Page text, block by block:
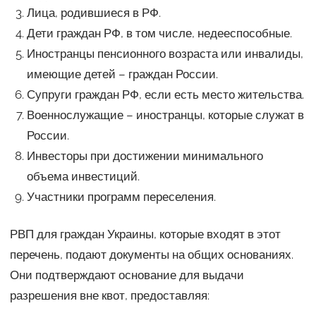
Лица, родившиеся в РФ.
Дети граждан РФ, в том числе, недееспособные.
Иностранцы пенсионного возраста или инвалиды,
имеющие детей – граждан России.
Супруги граждан РФ, если есть место жительства.
Военнослужащие – иностранцы, которые служат в
России.
Инвесторы при достижении минимального
объема инвестиций.
Участники программ переселения.
РВП для граждан Украины, которые входят в этот
перечень, подают документы на общих основаниях.
Они подтверждают основание для выдачи
разрешения вне квот, предоставляя: